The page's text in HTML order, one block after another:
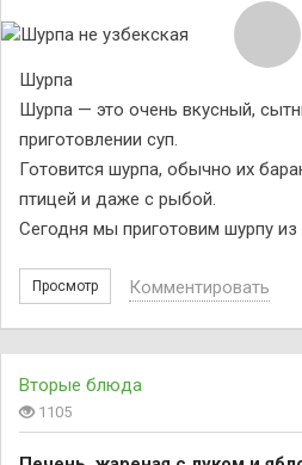
Шурпа
Шурпа — это очень вкусный,
приготовлении суп.
Готовится шурпа, обычно их
птицей и даже с рыбой.
Сегодня мы приготовим шурпу из
Просмотр Комментировать
Вторые блюда
1105